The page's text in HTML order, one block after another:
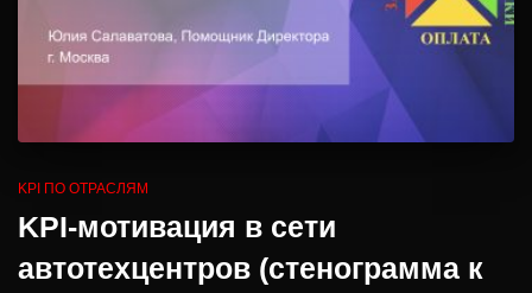
KPI ПО ОТРАСЛЯМ
KPI-мотивация в сети
автотехцентров (стенограмма к